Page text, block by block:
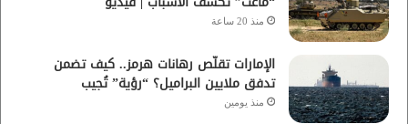
منذ 20 ساعة
الإمارات تقلّص رهانات هرمز.. كيف تضمن
تدفق ملايين البراميل؟ “رؤية” تُجيب
منذ يومين